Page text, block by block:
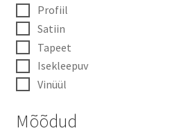
Profiil
Satiin
Tapeet
Isekleepuv
Vinüül
Mõõdud